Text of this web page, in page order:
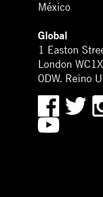
México
Global
1 Easton
London WC1X
0DW. Reino